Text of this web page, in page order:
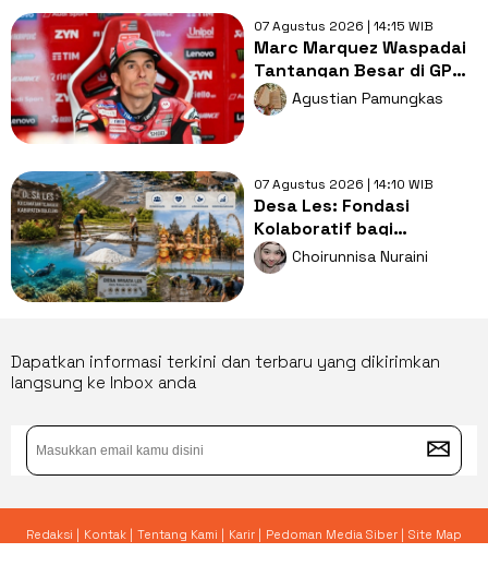
07 Agustus 2026 | 14:15 WIB
Marc Marquez Waspadai
Tantangan Besar di GP
Inggris 2026, Ini
Penyebabnya
Agustian Pamungkas
07 Agustus 2026 | 14:10 WIB
Desa Les: Fondasi
Kolaboratif bagi
Ketahanan Desa
Berkelanjutan
Choirunnisa Nuraini
Dapatkan informasi terkini dan terbaru yang dikirimkan
langsung ke Inbox anda
Redaksi | Kontak | Tentang Kami | Karir | Pedoman Media Siber | Site Map